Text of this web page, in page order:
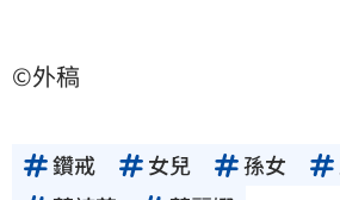
©外稿
鑽戒 女兒 孫女